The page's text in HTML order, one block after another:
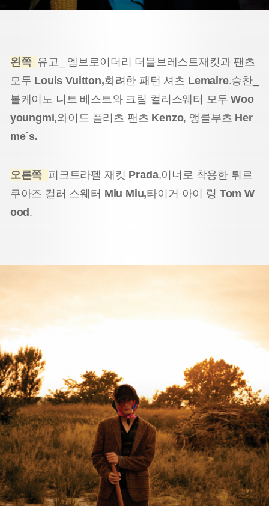
왼쪽_ 유고_ 엠브로이더리 더블브레스트재킷과 팬츠
모두 Louis Vuitton,화려한 패턴 셔츠 Lemaire.승찬_
볼케이노 니트 베스트와 크림 컬러 스웨터 모두Woo
youngmi,와이드 플리츠 팬츠 Kenzo, 앵클부츠 Her
me`s.
오른쪽_ 피크트라펠 재킷 Prada,이너로 착용한 튀르
쿠아즈 컬러 스웨터 Miu Miu,타이거 아이 링 Tom W
ood .